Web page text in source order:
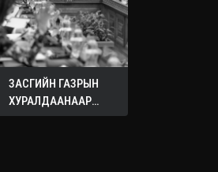
ЗАСГИЙН ГАЗРЫН
ХУРАЛДААНААР
ХЭЛЭЛЦЭЖ БУЙ